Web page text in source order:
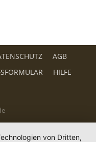
AGB
HILFE
von Dritten,